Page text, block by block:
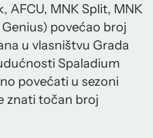
AFCU, MNK Split, MNK
povećao broj
u vlasništvu Grada
Spaladium
povećati u sezoni
znati točan broj